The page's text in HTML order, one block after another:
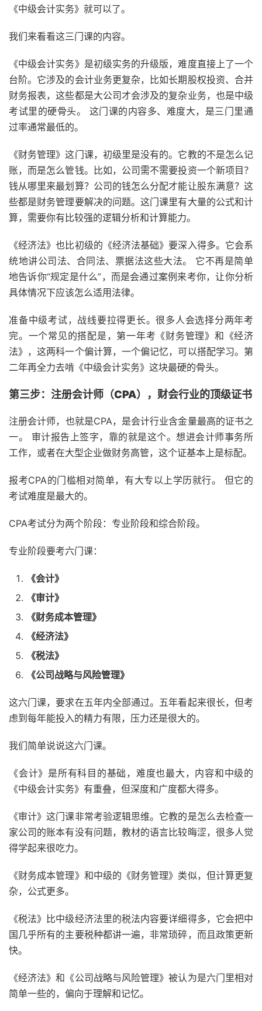
《中级会计实务》就可以了。
我们来看看这三门课的内容。
《中级会计实务》是初级实务的升级版，难度直接上了一个
台阶。它涉及的会计业务更复杂，比如长期股权投资、合并
财务报表，这些都是大公司才会涉及的复杂业务，也是中级
考试里的硬骨头。 这门课的内容多、难度大，是三门里通
过率通常最低的。
《财务管理》这门课，初级里是没有的。它教的不是怎么记
账，而是怎么管钱。比如，公司需不需要投资一个新项目？
钱从哪里来最划算？公司的钱怎么分配才能让股东满意？这
些都是财务管理要解决的问题。这门课里有大量的公式和计
算，需要你有比较强的逻辑分析和计算能力。
《经济法》也比初级的《经济法基础》要深入得多。它会系
统地讲公司法、合同法、票据法这些大法。 它不再是简单
地告诉你“规定是什么”，而是会通过案例来考你，让你分析
具体情况下应该怎么适用法律。
准备中级考试，战线要拉得更长。很多人会选择分两年考
完。一个常见的搭配是，第一年考《财务管理》和《经济
法》，这两科一个偏计算，一个偏记忆，可以搭配学习。第
二年再全力去啃《中级会计实务》这块最硬的骨头。
第三步：注册会计师（CPA），财会行业的顶级证书
注册会计师，也就是CPA，是会计行业含金量最高的证书之
一。 审计报告上签字，靠的就是这个。想进会计师事务所
工作，或者在大型企业做财务高管，这个证基本上是标配。
报考CPA的门槛相对简单，有大专以上学历就行。 但它的
考试难度是最大的。
CPA考试分为两个阶段：专业阶段和综合阶段。
专业阶段要考六门课：
《会计》
《审计》
《财务成本管理》
《经济法》
《税法》
《公司战略与风险管理》
这六门课，要求在五年内全部通过。五年看起来很长，但考
虑到每年能投入的精力有限，压力还是很大的。
我们简单说说这六门课。
《会计》是所有科目的基础，难度也最大，内容和中级的
《中级会计实务》有重叠，但深度和广度都大得多。
《审计》这门课非常考验逻辑思维。它教的是怎么去检查一
家公司的账本有没有问题，教材的语言比较晦涩，很多人觉
得学起来很吃力。
《财务成本管理》和中级的《财务管理》类似，但计算更复
杂，公式更多。
《税法》比中级经济法里的税法内容要详细得多，它会把中
国几乎所有的主要税种都讲一遍，非常琐碎，而且政策更新
快。
《经济法》和《公司战略与风险管理》被认为是六门里相对
简单一些的，偏向于理解和记忆。